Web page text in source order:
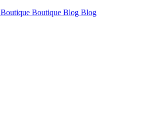
Boutique Boutique Blog Blog